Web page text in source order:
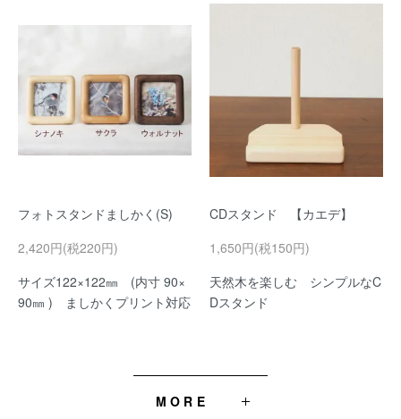
フォトスタンドましかく(S)
2,420円(税220円)
サイズ122×122㎜ (内寸 90×
90㎜ ) ましかくプリント対応
CDスタンド 【カエデ】
1,650円(税150円)
天然木を楽しむ シンプルなC
Dスタンド
MORE